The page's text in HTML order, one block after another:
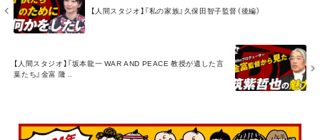
【人間スタジオ】『私の家族』久保田智子監督（後編）
O
R
E
【人間スタジオ】『坂本龍一 WAR AND PEACE 教授が遺した言
葉たち』金富 隆 ..
O
R